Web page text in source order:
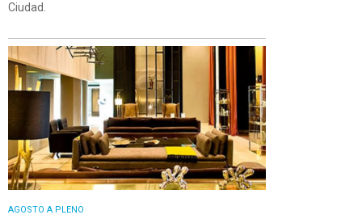
Ciudad.
AGOSTO A PLENO